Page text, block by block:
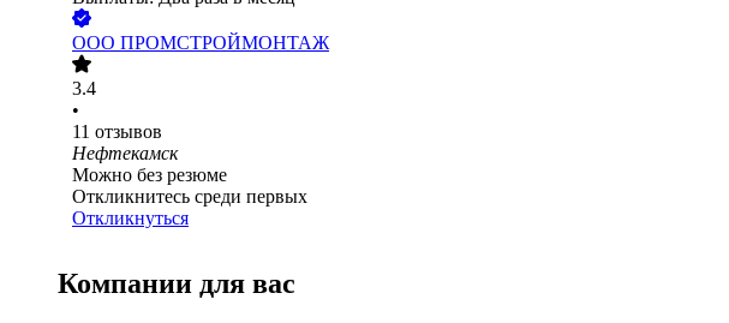
ООО ПРОМСТРОЙМОНТАЖ
3.4
•
11 отзывов
Нефтекамск
Можно без резюме
Откликнитесь среди первых
Откликнуться
Компании для вас